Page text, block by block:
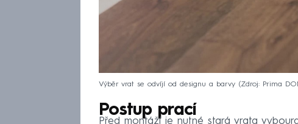
Výběr vrat se odvíjí od designu a barvy Zdroj: Prima
Postup prací
Před montáží je nutné stará vrata